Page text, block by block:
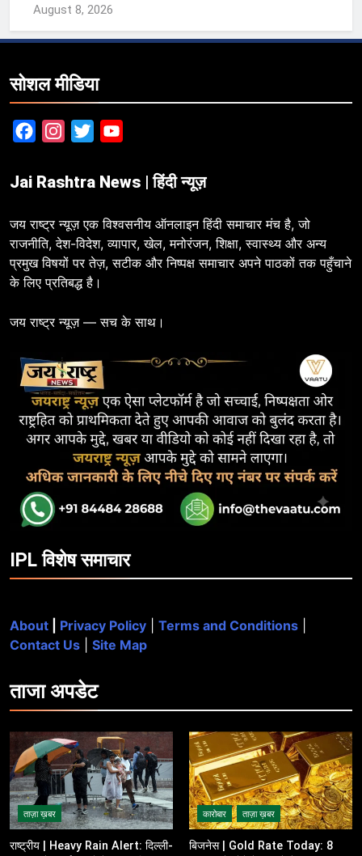
August 8, 2026
सोशल मीडिया
FacebookInstagram
Twitter
Jai Rashtra News | हिंदी न्यूज़
जय राष्ट्र न्यूज़ एक विश्वसनीय ऑनलाइन हिंदी समाचार मंच है, जो
राजनीति, देश-विदेश, व्यापार, खेल, मनोरंजन, शिक्षा, स्वास्थ्य और अन्य
प्रमुख विषयों पर तेज़, सटीक और निष्पक्ष समाचार अपने पाठकों तक पहुँचाने
के लिए प्रतिबद्ध है।
जय राष्ट्र न्यूज़ — सच के साथ।
IPL विशेष समाचार
About Privacy Policy Terms and Conditions
Contact Us
Site Map
ताजाअपडेट
ताज़ा ख़बर
राष्ट्रीय | Heavy Rain Alert: दिल्ली-
कारोबार ताज़ा ख़बर
बिजनेस | Gold Rate Today: 8